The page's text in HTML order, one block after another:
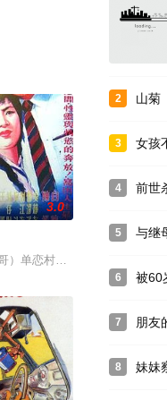
and inspired by the
3.0
）单恋村女翠翠（白兰），
2 山菊
3 女孩
4 前世
5 与继
6 被60
7 朋友
8 妹妹